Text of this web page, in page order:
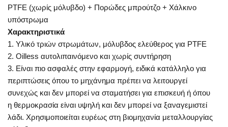
PTFE (χωρίς μόλυβδο) + Πορώδες μπρούτζο + Χάλκινο
υπόστρωμα
Χαρακτηριστικά
1. Υλικό τριών στρωμάτων, μόλυβδος ελεύθερος για PTFE
2. Oilless αυτολιπαινόμενο και χωρίς συντήρηση
3. Είναι πιο ασφαλές στην εφαρμογή, ειδικά κατάλληλο για
περιπτώσεις όπου το μηχάνημα πρέπει να λειτουργεί
συνεχώς και δεν μπορεί να σταματήσει για επισκευή ή όπου
η θερμοκρασία είναι υψηλή και δεν μπορεί να ξαναγεμιστεί
λάδι. Χρησιμοποιείται ευρέως στη βιομηχανία μεταλλουργίας